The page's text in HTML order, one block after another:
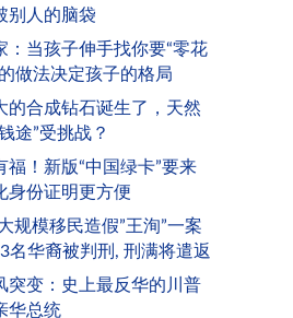
别人的脑袋
：当孩子伸手找你要“零花
做法决定孩子的格局
的合成钻石诞生了，天然
途”受挑战？
福！新版“中国绿卡”要来
身份证明更方便
规模移民造假”王洵”一案
名华裔被判刑, 刑满将遣返
突变：史上最反华的川普
华总统